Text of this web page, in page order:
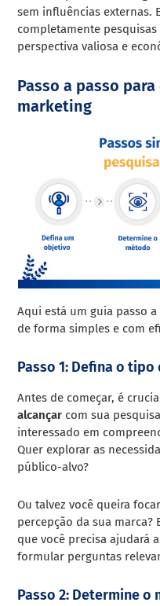
sem influências externas.
completamente
perspectiva valiosa e
Passo a passo
marketing
Aqui está um guia passo
de forma simples e com
Passo 1: Defina o
Antes de começar, é
alcançar com sua
interessado em
Quer explorar as
público-alvo?
Ou talvez você queira
percepção da sua marca?
que você precisa ajudará
formular perguntas
Passo 2: Determine o